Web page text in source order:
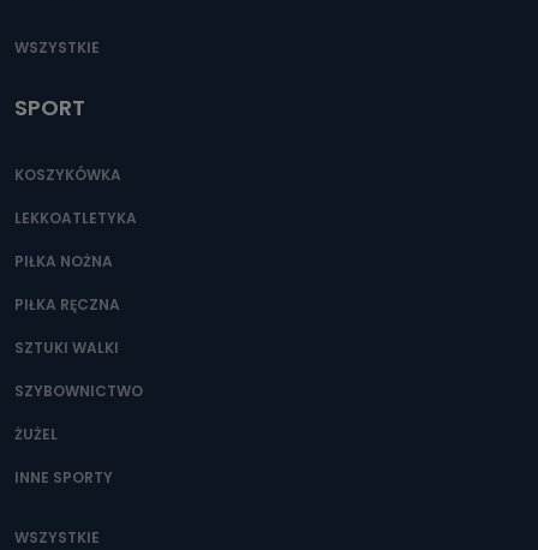
WSZYSTKIE
SPORT
KOSZYKÓWKA
LEKKOATLETYKA
PIŁKA NOŻNA
PIŁKA RĘCZNA
SZTUKI WALKI
SZYBOWNICTWO
ŻUŻEL
INNE SPORTY
WSZYSTKIE